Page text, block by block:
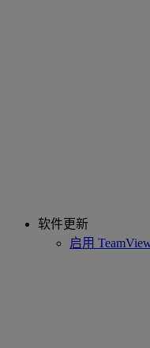
软件更新
启用